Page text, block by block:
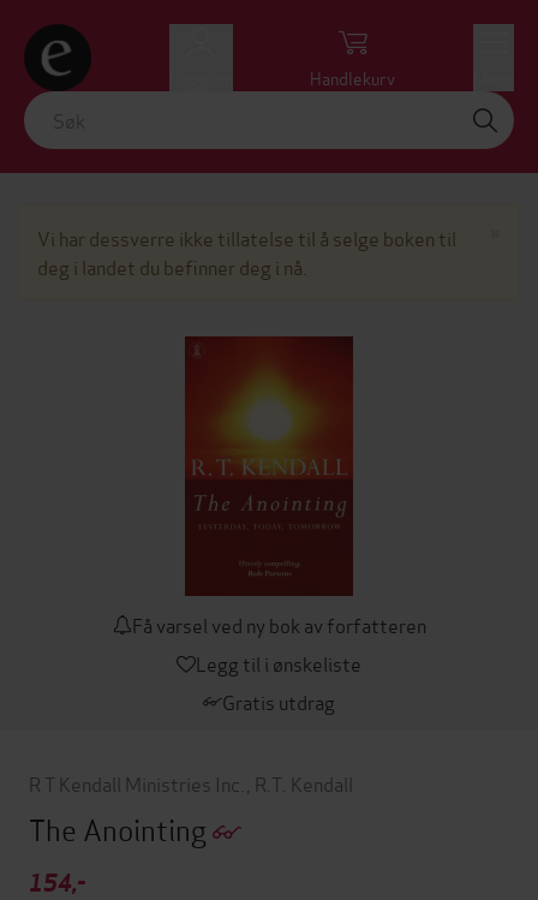
Handlekurv
Vi har dessverre ikke tillatelse til å selge boken til
deg i landet du befinner deg i nå.
Få varsel ved ny bok av forfatteren
Legg til i ønskeliste
Gratis utdrag
R T Kendall Ministries Inc. R.T. Kendall
The Anointing
154,-